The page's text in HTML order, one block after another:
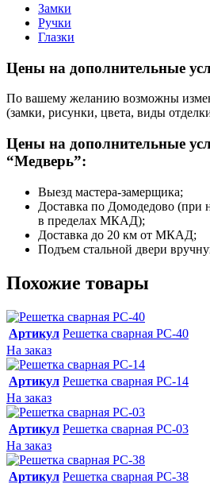
Замки
Ручки
Глазки
Цены на дополнительные
По вашему желанию возможны
(замки, рисунки, цвета, виды
Цены на дополнительные
“Медверь”:
Выезд мастера-замерщика;
Доставка по Домодедово (при
в пределах МКАД);
Доставка до 20 км от МКАД;
Подъем стальной двери
Похожие товары
Артикул Решетка сварная РС-40
На заказ
Артикул Решетка сварная РС-14
На заказ
Артикул Решетка сварная РС-03
На заказ
Артикул Решетка сварная РС-38